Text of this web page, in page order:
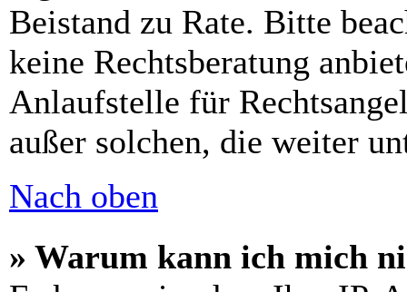
Beistand zu Rate. Bitte
keine Rechtsberatung
Anlaufstelle für
außer solchen, die weiter
Nach oben
» Warum kann ich mich